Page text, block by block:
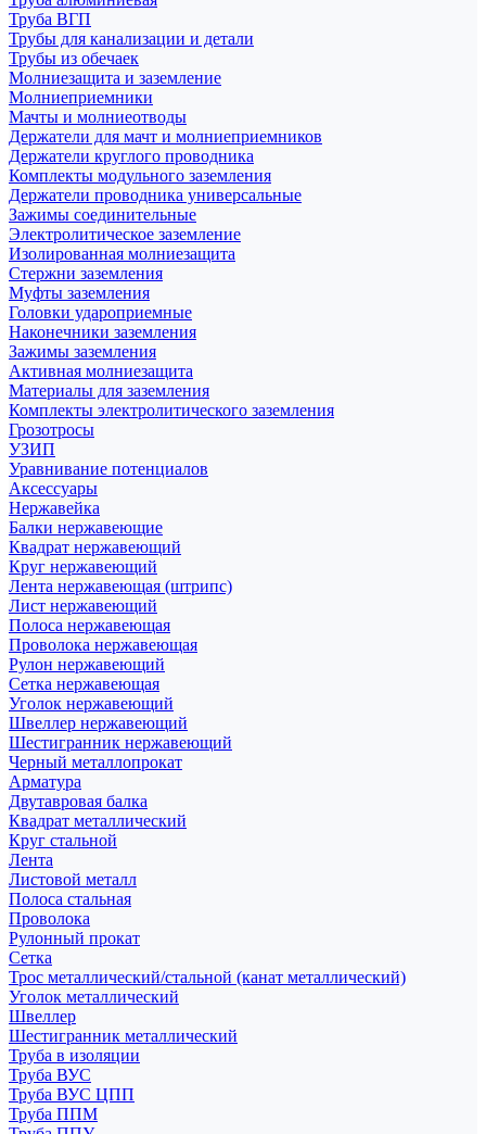
Труба ВГП
Трубы для канализации и детали
Трубы из обечаек
Молниезащита и заземление
Молниеприемники
Мачты и молниеотводы
Держатели для мачт и молниеприемников
Держатели круглого проводника
Комплекты модульного заземления
Держатели проводника универсальные
Зажимы соединительные
Электролитическое заземление
Изолированная молниезащита
Стержни заземления
Муфты заземления
Головки удароприемные
Наконечники заземления
Зажимы заземления
Активная молниезащита
Материалы для заземления
Комплекты электролитического заземления
Грозотросы
УЗИП
Уравнивание потенциалов
Аксессуары
Нержавейка
Балки нержавеющие
Квадрат нержавеющий
Круг нержавеющий
Лента нержавеющая (штрипс)
Лист нержавеющий
Полоса нержавеющая
Проволока нержавеющая
Рулон нержавеющий
Сетка нержавеющая
Уголок нержавеющий
Швеллер нержавеющий
Шестигранник нержавеющий
Черный металлопрокат
Арматура
Двутавровая балка
Квадрат металлический
Круг стальной
Лента
Листовой металл
Полоса стальная
Проволока
Рулонный прокат
Сетка
Трос металлический/стальной (канат металлический)
Уголок металлический
Швеллер
Шестигранник металлический
Труба в изоляции
Труба ВУС
Труба ВУС ЦПП
Труба ППМ